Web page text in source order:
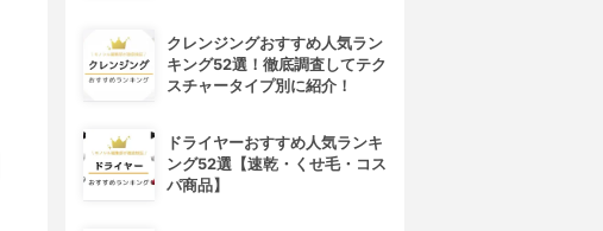
クレンジングおすすめ人気ラン
キング52選！徹底調査してテク
スチャータイプ別に紹介！
ドライヤーおすすめ人気ランキ
ング52選【速乾・くせ毛・コス
パ商品】